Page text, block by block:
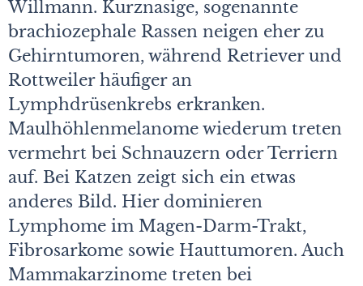
Willmann. Kurznasige, sogenannte
brachio­zephale Rassen neigen eher zu
Gehirntumoren, während Retriever und
Rottweiler häufiger an
Lymphdrüsenkrebs erkranken.
Maulhöhlenmelanome wiederum treten
vermehrt bei Schnauzern oder Terriern
auf. Bei Katzen zeigt sich ein etwas
anderes Bild. Hier dominieren
Lymphome im Magen-Darm-Trakt,
Fibro­sarkome sowie Hauttumoren. Auch
Mammakarzinome treten bei